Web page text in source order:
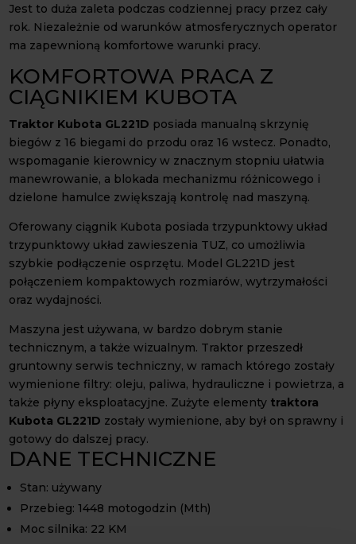
Jest to duża zaleta podczas codziennej pracy przez cały
rok. Niezależnie od warunków atmosferycznych operator
ma zapewnioną komfortowe warunki pracy.
KOMFORTOWA PRACA Z
CIĄGNIKIEM KUBOTA
Traktor Kubota GL221D posiada manualną skrzynię
biegów z 16 biegami do przodu oraz 16 wstecz. Ponadto,
wspomaganie kierownicy w znacznym stopniu ułatwia
manewrowanie, a blokada mechanizmu różnicowego i
dzielone hamulce zwiększają kontrolę nad maszyną.
Oferowany ciągnik Kubota posiada trzypunktowy układ
trzypunktowy układ zawieszenia TUZ, co umożliwia
szybkie podłączenie osprzętu. Model GL221D jest
połączeniem kompaktowych rozmiarów, wytrzymałości
oraz wydajności.
Maszyna jest używana, w bardzo dobrym stanie
technicznym, a także wizualnym. Traktor przeszedł
gruntowny serwis techniczny, w ramach którego zostały
wymienione filtry: oleju, paliwa, hydrauliczne i powietrza, a
także płyny eksploatacyjne. Zużyte elementy traktora
Kubota GL221D zostały wymienione, aby był on sprawny i
gotowy do dalszej pracy.
DANE TECHNICZNE
Stan: używany
Przebieg: 1448 motogodzin (Mth)
Moc silnika: 22 KM